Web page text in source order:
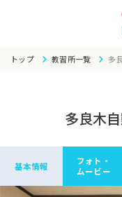
トップ 教習所一覧 多
多良木
基本情報
フォト・
ムービー